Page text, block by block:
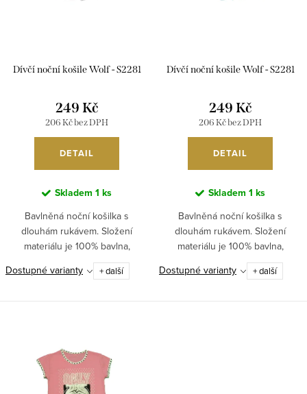
Dívčí noční košile Wolf - S2281
206 Kč bez DPH
249 Kč
DETAIL
Skladem 1 ks
Bavlněná noční košilka s
dlouhám rukávem. Složení
materiálu je 100% bavlna,
doporučená teplota praní je:
30°C. vel. 104 d: 56 cm, š....
Dostupné varianty + další
Dívčí noční košile Wolf - S2281
206 Kč bez DPH
249 Kč
DETAIL
Skladem 1 ks
Bavlněná noční košilka s
dlouhám rukávem. Složení
materiálu je 100% bavlna,
doporučená teplota praní je:
30°C. vel. 104 d: 56 cm, š....
Dostupné varianty + další